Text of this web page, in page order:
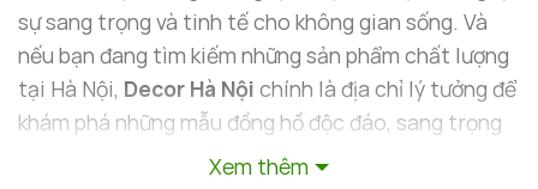
sự sang trọng và tinh tế cho không gian sống. Và
nếu bạn đang tìm kiếm những sản phẩm chất lượng
tại Hà Nội, Decor Hà Nội chính là địa chỉ lý tưởng để
khám phá những mẫu đồng hồ độc đáo, sang trọng
và đậm chất phong thuỷ.Xem thêm